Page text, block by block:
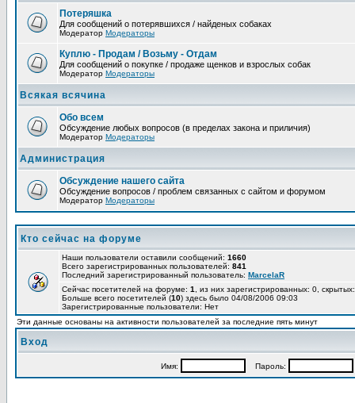
Потеряшка
Для сообщений о потерявшихся / найденых собаках
Модератор Модераторы
Куплю - Продам / Возьму - Отдам
Для сообщений о покупке / продаже щенков и взрослых собак
Модератор Модераторы
Всякая всячина
Обо всем
Обсуждение любых вопросов (в пределах закона и приличия)
Модератор Модераторы
Администрация
Обсуждение нашего сайта
Обсуждение вопросов / проблем связанных с сайтом и форумом
Модератор Модераторы
Кто сейчас на форуме
Наши пользователи оставили сообщений: 1660
Всего зарегистрированных пользователей: 841
Последний зарегистрированный пользователь: MarcelaR
Сейчас посетителей на форуме: 1
, из них зарегистрированных: 0,
Больше всего посетителей (10) здесь было 04/08/2006 09:03
Зарегистрированные пользователи: Нет
Эти данные основаны на активности пользователей за последние пять минут
Вход
Имя: Пароль: